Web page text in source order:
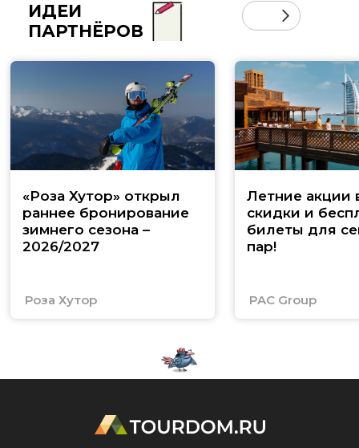
ИДЕИ
ПАРТНЁРОВ
«Роза Хутор» открыл
раннее бронирование
зимнего сезона –
2026/2027
Роза Хутор
Летние акции
скидки и
билеты для
пар!
PAC Group